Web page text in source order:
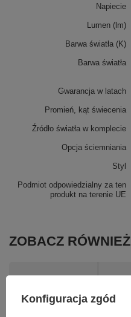
Podmiot odpowiedzialny za ten
produkt na terenie UE
Napiecie
Lumen (lm)
Barwa światła (K)
Barwa światła
Gwarancja w latach
Promień, kąt świecenia
Źródło światła w komplecie
Opcja ściemniania
Styl
ZOBACZ RÓWNIEŻ
Konfiguracja zgód